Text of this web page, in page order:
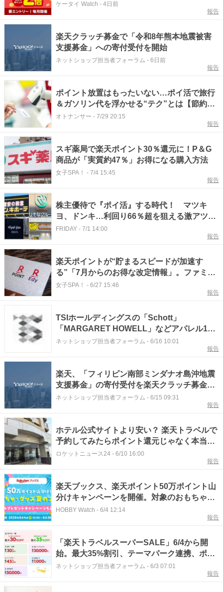
ケータイ Watch - 4日前
報告
楽天クラッチ募金で「令和8年熊本地震被害
支援募金」への寄付受付を開始
ネットショップ担当者フォーラム - 6日前
報告
ポイント放置はもったいない…ポイ活で旅行
＆ガソリン代を浮かせる“テク”とは【節約ア
ドバイザー解説】
オトナンサー - 7/29 20:15
報告
スギ薬局で楽天ポイント30％還元に！P＆G
商品が「実質約47％」お得になる購入方法
女子SPA！ - 7/4 15:45
報告
株主優待で『ポイ活』する時代！ マツキ
ヨ、ドンキ…利回り66％超を狙える激アツ銘
柄も
FRIDAY - 7/1 14:00
報告
楽天ポイントが“貯まるスピードが加速す
る”「7月からのお得な改定情報」。ファミマ
利用で還元率アップに
女子SPA！ - 6/27 15:46
報告
TSIホールディングスの「Schott」
「MARGARET HOWELL」などアパレル19
ブランド約150店舗で「楽天ポイントカー
ネットショップ担当者フォーラム - 6/16 10:01
報告
楽天、「フィリピン南部ミンダナオ島沖地震
支援募金」の寄付受付を楽天クラッチ募金で
スタート
ネットショップ担当者フォーラム - 6/15 09:31
報告
ホテル公式サイトより安い？ 楽天トラベルで
予約してみたらポイント還元じゃなく本当に
1泊1000円以上安かった話
ロケットニュース24 - 6/10 16:00
報告
楽天ブックス、楽天ポイント50万ポイント山
分けキャンペーンを開催。対象のおもちゃ2
点以上を購入した楽天会員を対象に
HOBBY Watch - 6/4 12:14
報告
「楽天トラベルスーパーSALE」6/4から開
始。最大35%割引、テーマパーク連携、ポイ
ントバックなど展開
ネットショップ担当者フォーラム - 6/3 07:01
報告